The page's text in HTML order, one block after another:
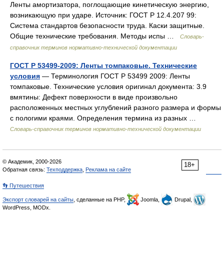
Ленты амортизатора, поглощающие кинетическую энергию,
возникающую при ударе. Источник: ГОСТ Р 12.4.207 99:
Система стандартов безопасности труда. Каски защитные.
Общие технические требования. Методы испы …
Словарь-
справочник терминов нормативно-технической документации
ГОСТ Р 53499-2009: Ленты томпаковые. Технические
условия — Терминология ГОСТ Р 53499 2009: Ленты
томпаковые. Технические условия оригинал документа: 3.9
вмятины: Дефект поверхности в виде произвольно
расположенных местных углублений разного размера и формы
с пологими краями. Определения термина из разных …
Словарь-справочник терминов нормативно-технической документации
18+
© Академик, 2000-2026
Обратная связь: Техподдержка Реклама на сайте
👣 Путешествия
Экспорт словарей на сайты , сделанные на PHP, Joomla,
Drupal,
WordPress, MODx.